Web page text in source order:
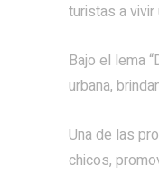
turistas a vivir
Bajo el lema
urbana,
Una de las
chicos,